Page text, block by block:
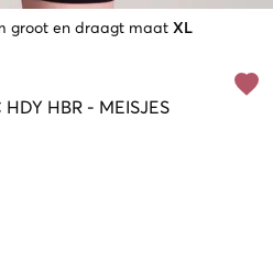
groot en draagt maat XL
HDY HBR - MEISJES